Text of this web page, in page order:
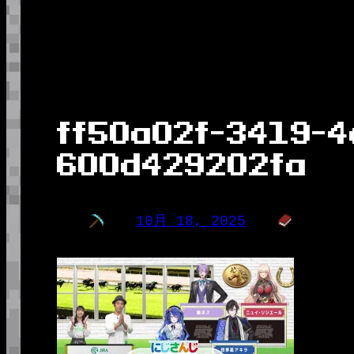
ff50a02f-3419-
600d429202fa
10月 18, 2025